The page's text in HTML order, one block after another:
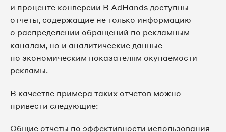
и проценте конверсии В AdHands доступны
отчеты, содержащие не только информацию
о распределении обращений по рекламным
каналам, но и аналитические данные
по экономическим показателям окупаемости
рекламы.
В качестве примера таких отчетов можно
привести следующие:
Общие отчеты по эффективности использования